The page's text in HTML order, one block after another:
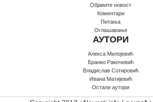
Oбјавите новост
Коментари
Питања
Оглашавање
АУТОРИ
Алекса Милојевић
Бранко Ракочевић
Владислав Сотировић
Ивана Матијевић
Остали аутори